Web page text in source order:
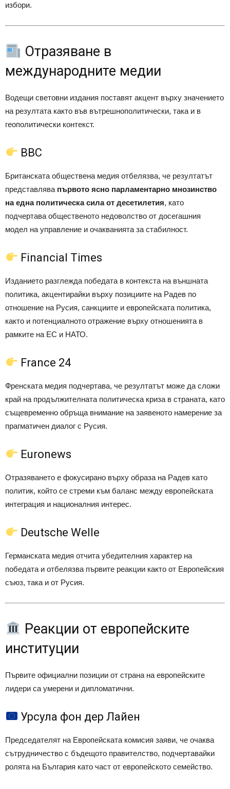
избори.
Отразяване в
международните медии
Водещи световни издания поставят акцент върху значението
на резултата както във вътрешнополитически, така и в
геополитически контекст.
BBC
Британската обществена медия отбелязва, че резултатът
представлява първото ясно парламентарно мнозинство
на една политическа сила от десетилетия, като
подчертава общественото недоволство от досегашния
модел на управление и очакванията за стабилност.
Financial Times
Изданието разглежда победата в контекста на външната
политика, акцентирайки върху позициите на Радев по
отношение на Русия, санкциите и европейската политика,
както и потенциалното отражение върху отношенията в
рамките на ЕС и НАТО.
France 24
Френската медия подчертава, че резултатът може да сложи
край на продължителната политическа криза в страната, като
същевременно обръща внимание на заявеното намерение за
прагматичен диалог с Русия.
Euronews
Отразяването е фокусирано върху образа на Радев като
политик, който се стреми към баланс между европейската
интеграция и националния интерес.
Deutsche Welle
Германската медия отчита убедителния характер на
победата и отбелязва първите реакции както от Европейския
съюз, така и от Русия.
Реакции от европейските
институции
Първите официални позиции от страна на европейските
лидери са умерени и дипломатични.
Урсула фон дер Лайен
Председателят на Европейската комисия заяви, че очаква
сътрудничество с бъдещото правителство, подчертавайки
ролята на България като част от европейското семейство.